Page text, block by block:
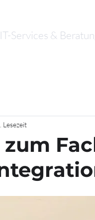
IT-Services &
Lesezeit